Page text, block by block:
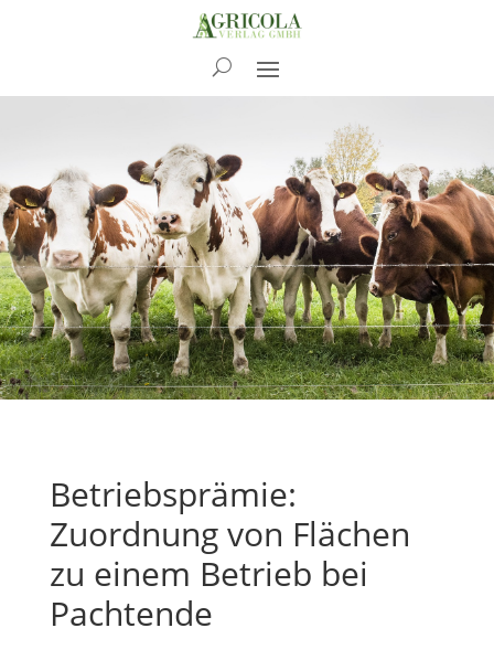
News
Betriebsprämie:
Zuordnung von Flächen
zu einem Betrieb bei
Pachtende